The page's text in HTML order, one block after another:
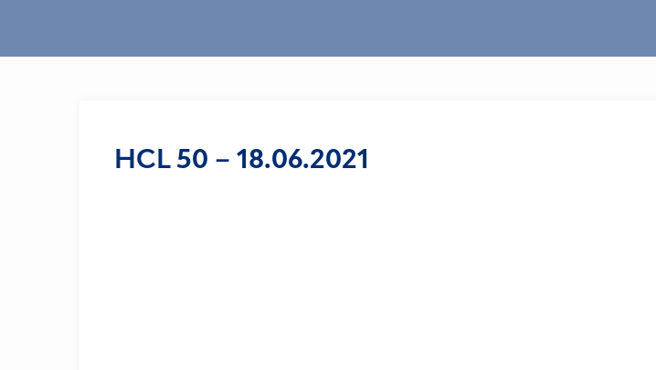
HCL 50 – 18.06.2021